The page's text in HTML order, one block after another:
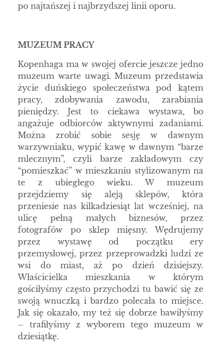
po najtańszej i najbrzydszej linii oporu.
MUZEUM PRACY
Kopenhaga ma w swojej ofercie jeszcze jedno
muzeum warte uwagi. Muzeum przedstawia
życie duńskiego społeczeństwa pod kątem
pracy, zdobywania zawodu, zarabiania
pieniędzy. Jest to ciekawa wystawa, bo
angażuje odbiorców aktywnymi zadaniami.
Można zrobić sobie sesję w dawnym
warzywniaku, wypić kawę w dawnym “barze
mlecznym”, czyli barze zakładowym czy
“pomieszkać” w mieszkaniu stylizowanym na
te z ubiegłego wieku. W muzeum
przejdziemy się aleją sklepów, która
przeniesie nas kilkadziesiąt lat wcześniej, na
ulicę pełną małych biznesów, przez
fotografów po sklep mięsny. Wędrujemy
przez wystawę od początku ery
przemysłowej, przez przeprowadzki ludzi ze
wsi do miast, aż po dzień dzisiejszy.
Właścicielka mieszkania w którym
gościłyśmy często przychodzi tu bawić się ze
swoją wnuczką i bardzo polecała to miejsce.
Jak się okazało, my też się dobrze bawiłyśmy
– trafiłyśmy z wyborem tego muzeum w
dziesiątkę.